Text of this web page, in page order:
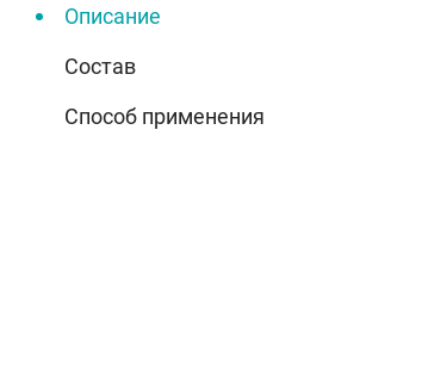
Описание
Состав
Способ применения